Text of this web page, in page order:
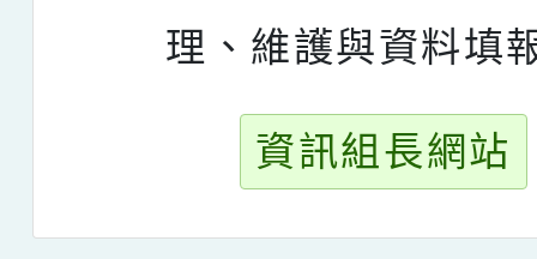
理、維護與資料填
資訊組長網站